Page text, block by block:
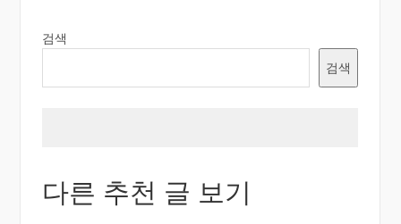
검색
검색
다른 추천 글 보기